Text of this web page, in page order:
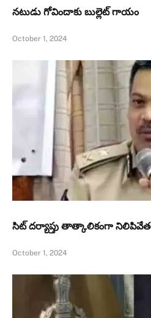
నటుడు గోవిందాకు బుల్లెట్ గాయం
October 1, 2024
సిట్‌ దర్యాప్తు తాత్కాలికంగా నిలిపివేత
October 1, 2024